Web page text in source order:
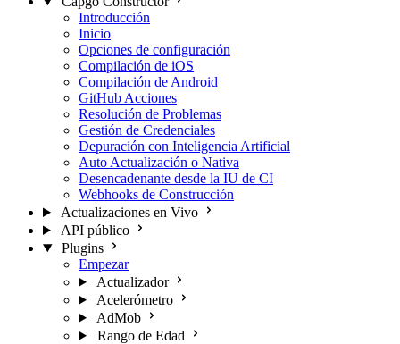
Introducción
Inicio
Opciones de configuración
Compilación de iOS
Compilación de Android
GitHub Acciones
Resolución de Problemas
Gestión de Credenciales
Depuración con Inteligencia Artificial
Auto Actualización o Nativa
Desencadenante desde la IU de CI
Webhooks de Construcción
Actualizaciones en Vivo
API público
Plugins
Empezar
Actualizador
Acelerómetro
AdMob
Rango de Edad